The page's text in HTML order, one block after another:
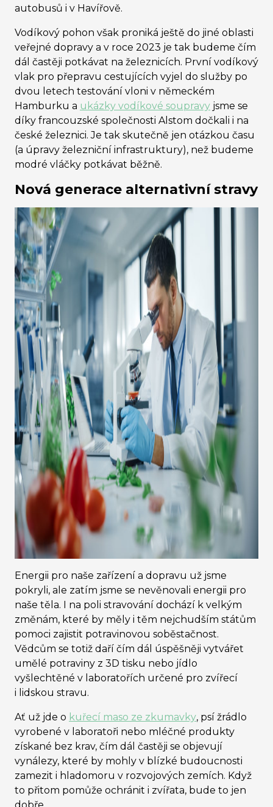
autobusů i v Havířově.
Vodíkový pohon však proniká ještě do jiné oblasti
veřejné dopravy a v roce 2023 je tak budeme čím
dál častěji potkávat na železnicích. První vodíkový
vlak pro přepravu cestujících vyjel do služby po
dvou letech testování vloni v německém
Hamburku a ukázky vodíkové soupravy jsme se
díky francouzské společnosti Alstom dočkali i na
české železnici. Je tak skutečně jen otázkou času
(a úpravy železniční infrastruktury), než budeme
modré vláčky potkávat běžně.
Nová generace alternativní stravy
Energii pro naše zařízení a dopravu už jsme
pokryli, ale zatím jsme se nevěnovali energii pro
naše těla. I na poli stravování dochází k velkým
změnám, které by měly i těm nejchudším státům
pomoci zajistit potravinovou soběstačnost.
Vědcům se totiž daří čím dál úspěšněji vytvářet
umělé potraviny z 3D tisku nebo jídlo
vyšlechtěné v laboratořích určené pro zvířecí
i lidskou stravu.
Ať už jde o kuřecí maso ze zkumavky, psí žrádlo
vyrobené v laboratoři nebo mléčné produkty
získané bez krav, čím dál častěji se objevují
vynálezy, které by mohly v blízké budoucnosti
zamezit i hladomoru v rozvojových zemích. Když
to přitom pomůže ochránit i zvířata, bude to jen